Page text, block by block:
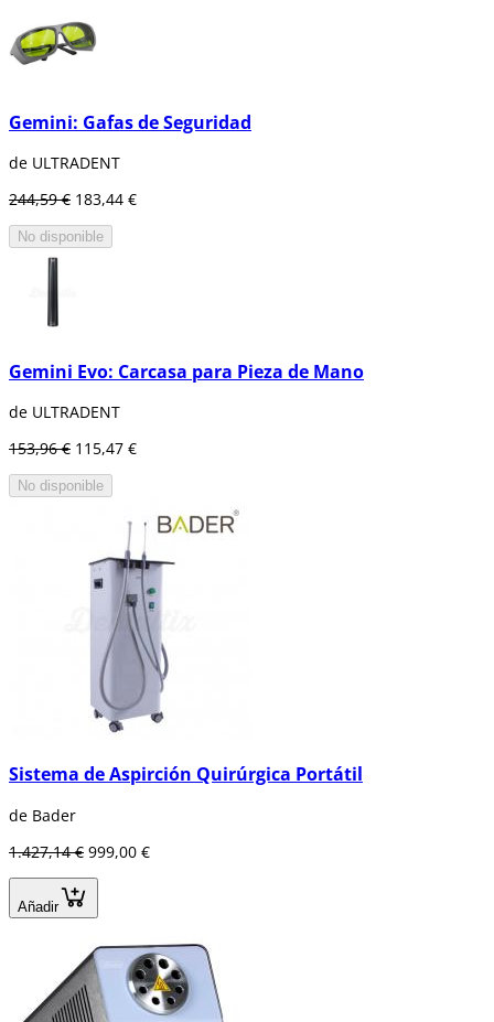
Gemini: Gafas de Seguridad
de ULTRADENT
244,59 € 183,44 €
No disponible
Gemini Evo: Carcasa para Pieza de Mano
de ULTRADENT
153,96 € 115,47 €
No disponible
Sistema de Aspirción Quirúrgica Portátil
de Bader
1.427,14 € 999,00 €
Añadir